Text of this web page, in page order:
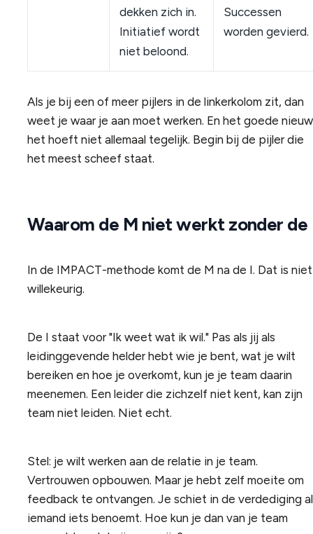
dekken zich in.
Initiatief wordt
niet beloond.
Successen
worden gevierd.
Als je bij een of meer pijlers in de linkerkolom zit, dan
weet je waar je aan moet werken. En het goede
het hoeft niet allemaal tegelijk. Begin bij de pijler die
het meest scheef staat.
Waarom de M niet werkt zonder de
In de IMPACT-methode komt de M na de I. Dat is niet
willekeurig.
De I staat voor "Ik weet wat ik wil." Pas als jij als
leidinggevende helder hebt wie je bent, wat je wilt
bereiken en hoe je overkomt, kun je je team daarin
meenemen. Een leider die zichzelf niet kent, kan zijn
team niet leiden. Niet echt.
Stel: je wilt werken aan de relatie in je team.
Vertrouwen opbouwen. Maar je hebt zelf moeite om
feedback te ontvangen. Je schiet in de verdediging
iemand iets benoemt. Hoe kun je dan van je team